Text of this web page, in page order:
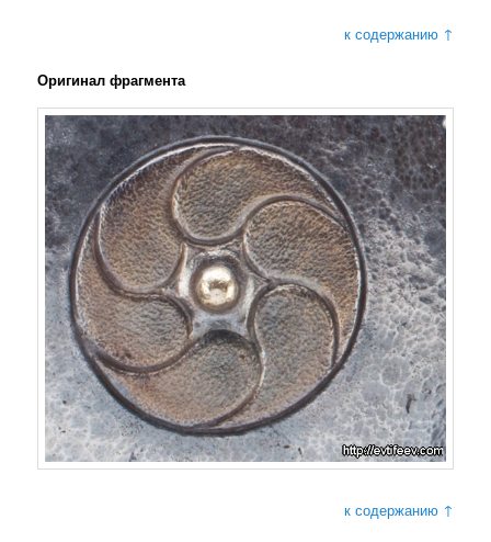
к содержанию ↑
Оригинал фрагмента
к содержанию ↑